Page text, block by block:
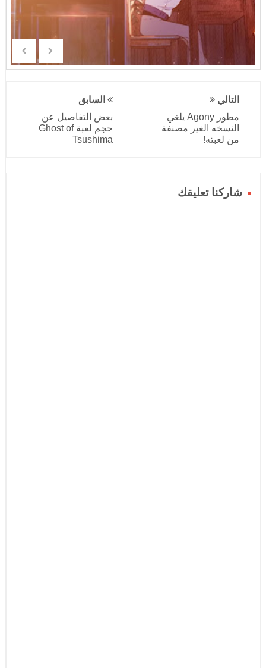
التالي
مطور Agony يلغي
النسخه الغير مصنفة
من لعبته!
السابق
بعض التفاصيل عن
حجم لعبة Ghost of
Tsushima
شاركنا تعليقك